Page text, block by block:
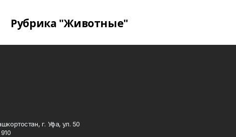
Рубрика "Животные"
г. Уфа, ул. 50